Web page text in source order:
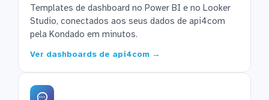
Templates de dashboard no Power BI e no Looker
Studio, conectados aos seus dados de api4com
pela Kondado em minutos.
Ver dashboards de api4com →